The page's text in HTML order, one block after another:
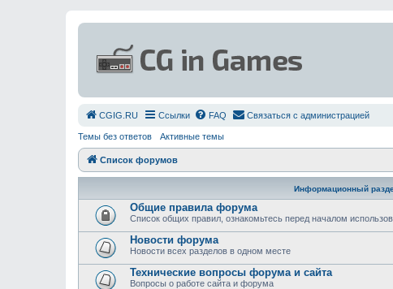
СGIG.RU Ссылки FAQ Связаться с администрацией
Темы без ответов Активные темы
Список форумов
Информационный
Общие правила форума
Список общих правил, ознакомьтесь перед началом
Новости форума
Новости всех разделов в одном месте
Технические вопросы форума и сайта
Вопросы о работе сайта и форума